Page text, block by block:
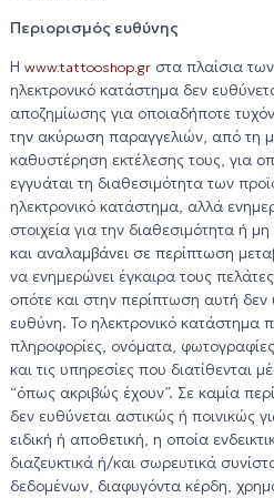
Περιορισμός ευθύνης
Η www.tattooshop.grστα πλαίσια
ηλεκτρονικό κατάστημα δεν
αποζημίωσης για οποιαδήποτε
την ακύρωση παραγγελιών, από τη
καθυστέρηση εκτέλεσης τους, για
εγγυάται τη διαθεσιμότητα των
ηλεκτρονικό κατάστημα, αλλά
στοιχεία για την διαθεσιμότητα ή
και αναλαμβάνει σε περίπτωση
να ενημερώνει έγκαιρα τους
οπότε και στην περίπτωση αυτή δεν
ευθύνη. Το ηλεκτρονικό κατάστημα
πληροφορίες, ονόματα,
και τις υπηρεσίες που διατίθενται
“όπως ακριβώς έχουν”. Σε καμία
δεν ευθύνεται αστικώς ή ποινικώς
ειδική ή αποθετική, η οποία
διαζευκτικά ή/και σωρευτικά
δεδομένων, διαφυγόντα κέρδη,